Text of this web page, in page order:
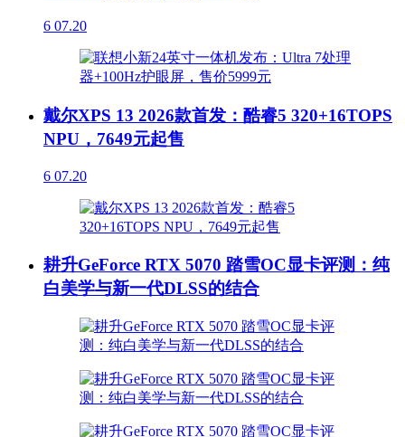
6 07.20
戴尔XPS 13 2026款首发：酷睿5 320+16TOPS
NPU，7649元起售
6 07.20
耕升GeForce RTX 5070 踏雪OC显卡评测：纯
白美学与新一代DLSS的结合